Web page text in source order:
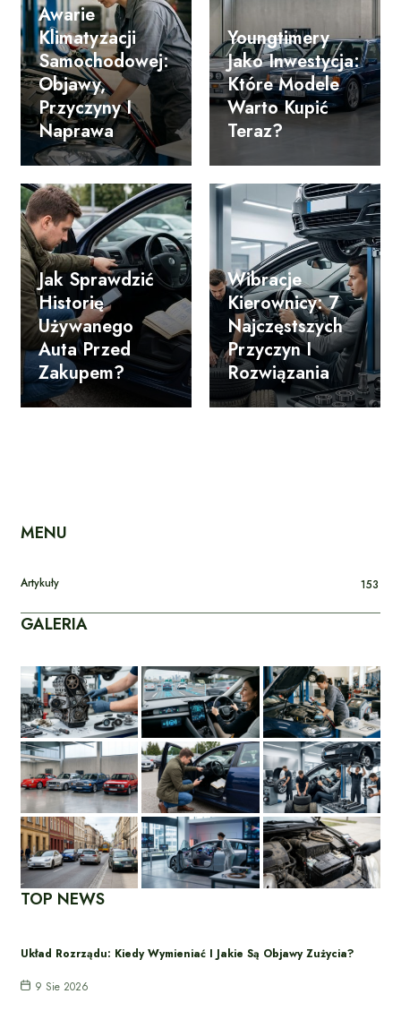
Awarie
Klimatyzacji
Samochodowej:
Objawy,
Przyczyny I
Naprawa
Youngtimery
Jako Inwestycja:
Które Modele
Warto Kupić
Teraz?
Jak Sprawdzić
Historię
Używanego
Auta Przed
Zakupem?
Wibracje
Kierownicy: 7
Najczęstszych
Przyczyn I
Rozwiązania
MENU
Artykuły 153
GALERIA
TOP NEWS
Układ Rozrządu: Kiedy Wymieniać I Jakie Są Objawy Zużycia?
9 Sie 2026